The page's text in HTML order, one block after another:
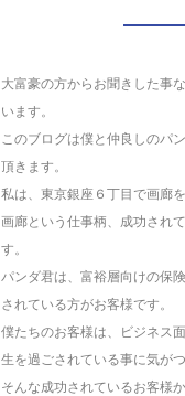
大富豪の方からお聞きした事
います。
このブログは僕と仲良しのパ
頂きます。
私は、東京銀座６丁目で画廊
画廊という仕事柄、成功され
す。
パンダ君は、富裕層向けの保
されている方がお客様です。
僕たちのお客様は、ビジネス
生を過ごされている事に気がつ
そんな成功されているお客様